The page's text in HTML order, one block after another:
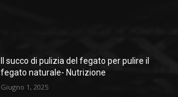
Il succo di pulizia del fegato per pulire il
fegato naturale- Nutrizione
Giugno 1, 2025